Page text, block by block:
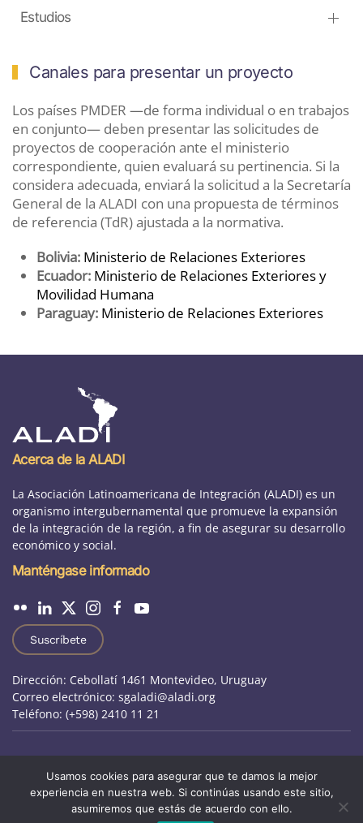
Estudios
Canales para presentar un proyecto
Los países PMDER —de forma individual o en trabajos
en conjunto— deben presentar las solicitudes de
proyectos de cooperación ante el ministerio
correspondiente, quien evaluará su pertinencia. Si la
considera adecuada, enviará la solicitud a la Secretaría
General de la ALADI con una propuesta de términos
de referencia (TdR) ajustada a la normativa.
Bolivia: Ministerio de Relaciones Exteriores
Ecuador: Ministerio de Relaciones Exteriores y
Movilidad Humana
Paraguay: Ministerio de Relaciones Exteriores
Acerca de la ALADI
La Asociación Latinoamericana de Integración (ALADI) es un
organismo intergubernamental que promueve la expansión
de la integración de la región, a fin de asegurar su desarrollo
económico y social.
Manténgase informado
Suscríbete
Dirección: Cebollatí 1461 Montevideo, Uruguay
Correo electrónico: sgaladi@aladi.org
Teléfono: (+598) 2410 11 21
Otros sitios de ALADI|Oportunidades laborales
Usamos cookies para asegurar que te damos la mejor
experiencia en nuestra web. Si continúas usando este sitio,
asumiremos que estás de acuerdo con ello.